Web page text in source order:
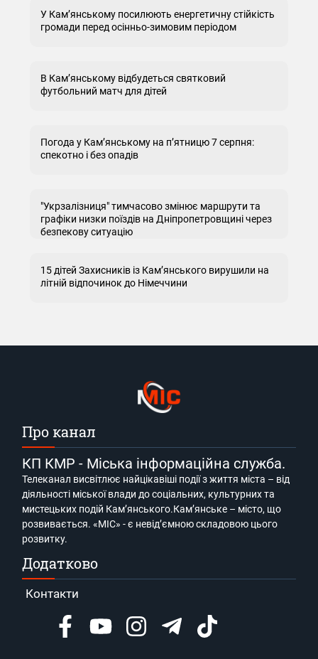
У Кам’янському посилюють енергетичну стійкість
громади перед осінньо-зимовим періодом
В Кам’янському відбудеться святковий
футбольний матч для дітей
Погода у Кам’янському на п’ятницю 7 серпня:
спекотно і без опадів
"Укрзалізниця" тимчасово змінює маршрути та
графіки низки поїздів на Дніпропетровщині через
безпекову ситуацію
15 дітей Захисників із Кам’янського вирушили на
літній відпочинок до Німеччини
Про канал
КП КМР - Міська інформаційна служба.
Телеканал висвітлює найцікавіші події з життя міста – від
діяльності міської влади до соціальних, культурних та
мистецьких подій Кам’янського.Кам’янське – місто, що
розвивається. «МІС» - є невід’ємною складовою цього
розвитку.
Додатково
Контакти